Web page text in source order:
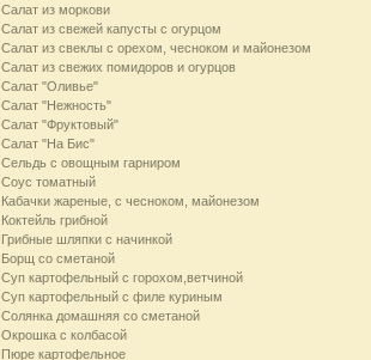
Салат из моркови
Салат из свежей капусты с огурцом
Салат из свеклы с орехом, чесноком и майонезом
Салат из свежих помидоров и огурцов
Салат "Оливье"
Салат "Нежность"
Салат "Фруктовый"
Салат "На Бис"
Сельдь с овощным гарниром
Соус томатный
Кабачки жареные, с чесноком, майонезом
Коктейль грибной
Грибные шляпки с начинкой
Борщ со сметаной
Суп картофельный с горохом,ветчиной
Суп картофельный с филе куриным
Солянка домашняя со сметаной
Окрошка с колбасой
Пюре картофельное